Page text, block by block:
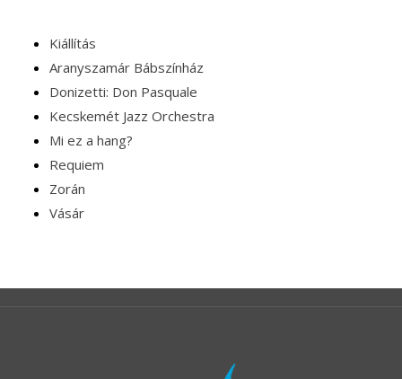
Kiállítás
Aranyszamár Bábszínház
Donizetti: Don Pasquale
Kecskemét Jazz Orchestra
Mi ez a hang?
Requiem
Zorán
Vásár